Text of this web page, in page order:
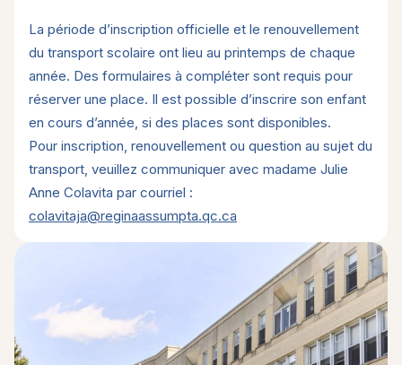
La période d’inscription officielle et le renouvellement
du transport scolaire ont lieu au printemps de chaque
année. Des formulaires à compléter sont requis pour
réserver une place. Il est possible d’inscrire son enfant
en cours d’année, si des places sont disponibles.
Pour inscription, renouvellement ou question au sujet du
transport, veuillez communiquer avec madame Julie
Anne Colavita par courriel :
colavitaja@reginaassumpta.qc.ca